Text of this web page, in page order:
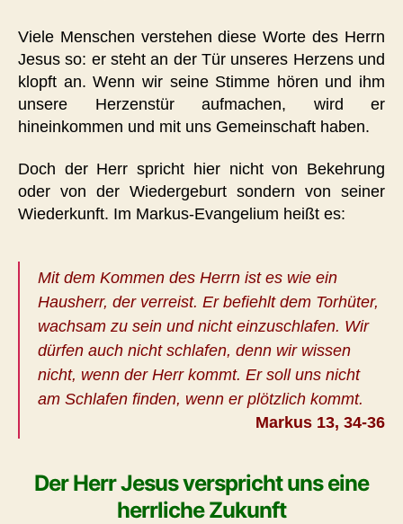
Viele Menschen verstehen diese Worte des Herrn
Jesus so: er steht an der Tür unseres Herzens und
klopft an. Wenn wir seine Stimme hören und ihm
unsere Herzenstür aufmachen, wird er
hineinkommen und mit uns Gemeinschaft haben.
Doch der Herr spricht hier nicht von Bekehrung
oder von der Wiedergeburt sondern von seiner
Wiederkunft. Im Markus-Evangelium heißt es:
Mit dem Kommen des Herrn ist es wie ein
Hausherr, der verreist. Er befiehlt dem Torhüter,
wachsam zu sein und nicht einzuschlafen. Wir
dürfen auch nicht schlafen, denn wir wissen
nicht, wenn der Herr kommt. Er soll uns nicht
am Schlafen finden, wenn er plötzlich kommt.
Markus 13, 34-36
Der Herr Jesus verspricht uns eine
herrliche Zukunft